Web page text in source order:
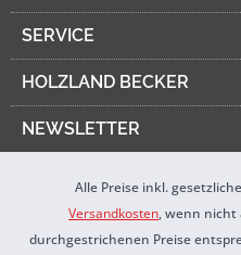
SERVICE
HOLZLAND BECKER
NEWSLETTER
Alle Preise inkl.
Versandkosten, wenn nicht
durchgestrichenen Preise